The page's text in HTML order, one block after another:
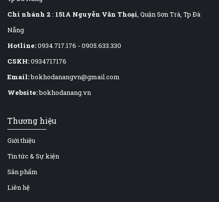
Chi nhánh 2 : 151A Nguyễn Văn Thoại, Quận Sơn Trà, Tp Đà
Nẵng
Hotline:0934.717.176 -0905.633.330
CSKH:0934717176
Email:bokhodanangvn@gmail.com
Website:bokhodanang.vn
Thương hiệu
Giới thiệu
Tin tức & Sự kiện
Sản phẩm
Liên hệ